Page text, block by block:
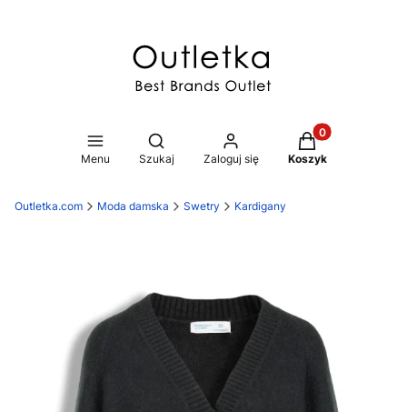
Menu
Otwórz wyszukiwarkę
Szukaj Zaloguj się
Produkty w
Koszyk
Outletka.com Moda damska Swetry Kardigany